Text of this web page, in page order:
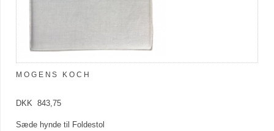
MOGENS KOCH
DKK 843,75
Sæde hynde til Foldestol